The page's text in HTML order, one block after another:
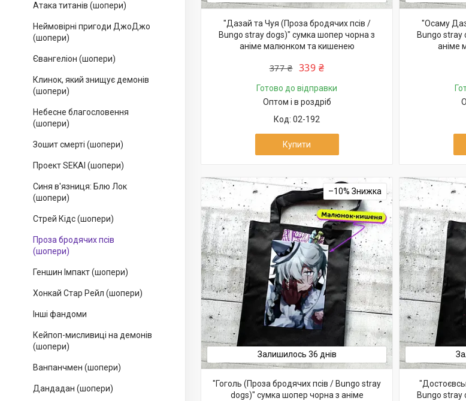
Атака титанів (шопери)
Неймовірні пригоди ДжоДжо
(шопери)
Євангеліон (шопери)
Клинок, який знищує демонів
(шопери)
Небесне благословення
(шопери)
Зошит смерті (шопери)
Проект SEKAI (шопери)
Синя в'язниця: Блю Лок
(шопери)
Стрей Кідс (шопери)
Проза бродячих псів
(шопери)
Геншин Імпакт (шопери)
Хонкай Стар Рейл (шопери)
Інші фандоми
Кейпоп-мисливиці на демонів
(шопери)
Ванпанчмен (шопери)
Дандадан (шопери)
"Дазай та Чуя (Проза бродячих псів /
Bungo stray dogs)" сумка шопер чорна з
аніме малюнком та кишенею
377 ₴ 339 ₴
Готово до відправки
Оптом і в роздріб
02-192
Купити
"Осаму
Bungo stray
аніме
–10%
Залишилось 36 днів
"Гоголь (Проза бродячих псів / Bungo stray
dogs)" сумка шопер чорна з аніме
Bungo stray